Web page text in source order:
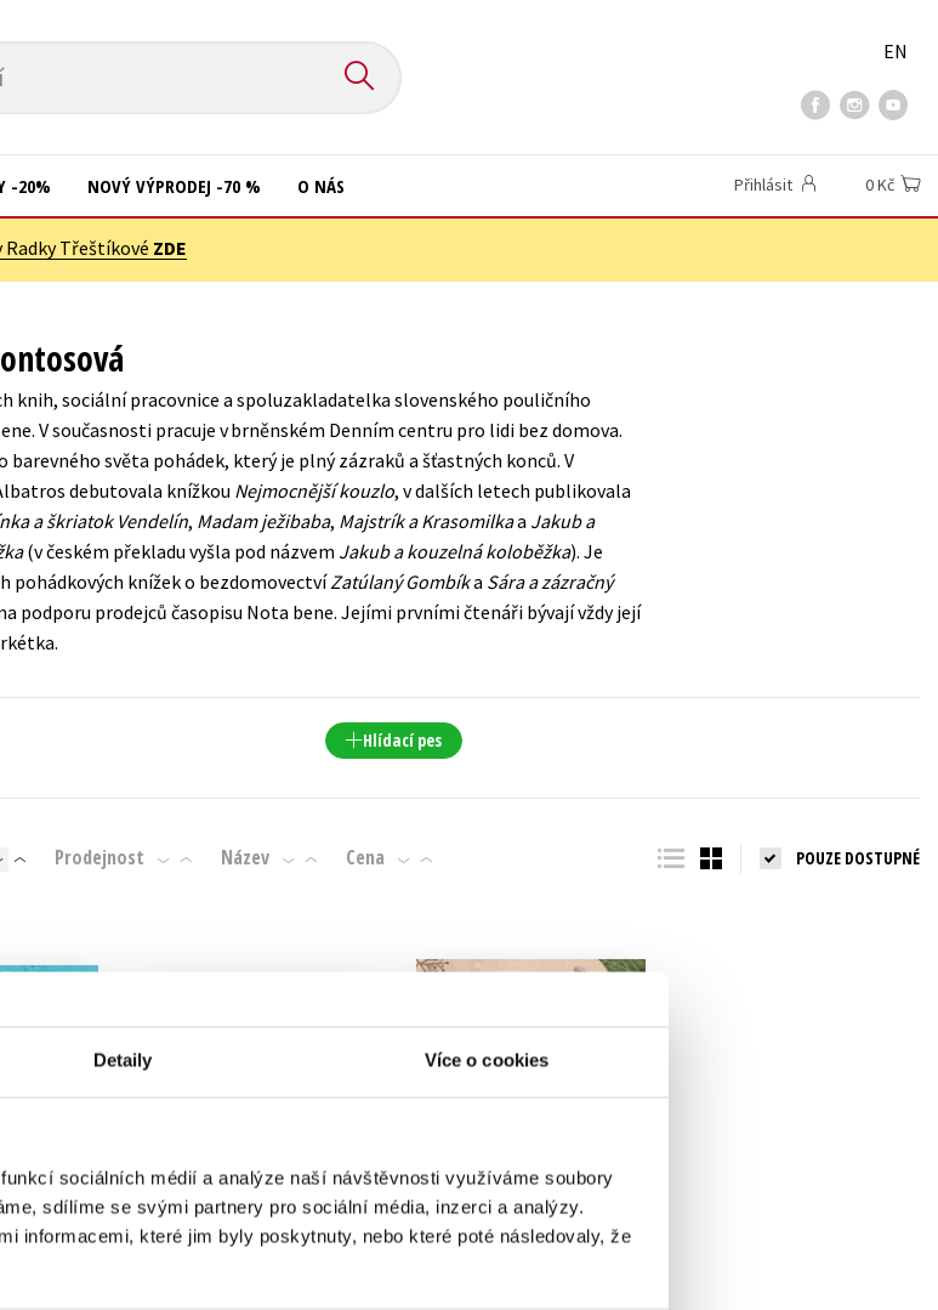
Detaily Více o cookies
sociálních médií a analýze naší návštěvnosti využíváme soubory
sdílíme se svými partnery pro sociální média, inzerci a analýzy.
informacemi, které jim byly poskytnuty, nebo které poté následovaly, že
EN
naučná pro dospělé
naučné pro děti
Učebnice
Umění a kultura
Výchova a pedagogika
Young adult
Young adult (SK)
-20% NOVÝ VÝPRODEJ -70 % O NÁS Přihlásit 0 Kč
Třeštíkové ZDE
knih, sociální pracovnice a spoluzakladatelka slovenského pouličního
V současnosti pracuje v brněnském Denním centru pro lidi bez domova.
barevného světa pohádek, který je plný zázraků a šťastných konců. V
debutovala knížkou Nejmocnější kouzlo, v dalších letech publikovala
a škriatok Vendelín, Madam ježibaba, Majstrík a Krasomilkaa Jakub a
(v českém překladu vyšla pod názvem Jakub a kouzelná koloběžka). Je
pohádkových knížek o bezdomovectvíZatúlaný Gombíka Sára a zázračný
podporu prodejců časopisu Nota bene. Jejími prvními čtenáři bývají vždy její
Hlídací pes
Prodejnost Název Cena POUZE DOSTUPNÉ